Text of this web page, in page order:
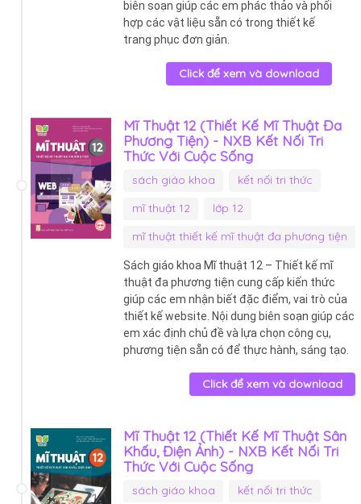
biên soạn giúp các em phác thảo và phối
hợp các vật liệu sẵn có trong thiết kế
trang phục đơn giản.
Click để xem và download
Mĩ Thuật 12 (Thiết Kế Mĩ Thuật Đa
Phương Tiện) - NXB Kết Nối Tri
Thức Với Cuộc Sống
sách giáo khoa
kết nối tri thức
mĩ thuật 12
lớp 12
mĩ thuật thiết kế mĩ thuật đa phương tiện
Sách giáo khoa Mĩ thuật 12 – Thiết kế mĩ
thuật đa phương tiện cung cấp kiến thức
giúp các em nhận biết đặc điểm, vai trò của
thiết kế website. Nội dung biên soạn giúp các
em xác định chủ đề và lựa chọn công cụ,
phương tiện sẵn có để thực hành, sáng tạo.
Click để xem và download
Mĩ Thuật 12 (Thiết Kế Mĩ Thuật Sân
Khấu, Điện Ảnh) - NXB Kết Nối Tri
Thức Với Cuộc Sống
sách giáo khoa
kết nối tri thức